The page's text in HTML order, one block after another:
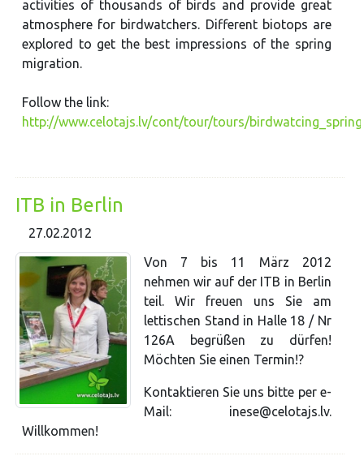
activities of thousands of birds and provide great
atmosphere for birdwatchers. Different biotops are
explored to get the best impressions of the spring
migration.
Follow the link:
http://www.celotajs.lv/cont/tour/tours/
ITB in Berlin
27.02.2012
Von 7 bis 11 März 2012
nehmen wir auf der ITB in Berlin
teil. Wir freuen uns Sie am
lettischen Stand in Halle 18 / Nr
126A begrüßen zu dürfen!
Möchten Sie einen Termin!?
Kontaktieren Sie uns bitte per e-
Mail: inese@celotajs.lv.
Willkommen!